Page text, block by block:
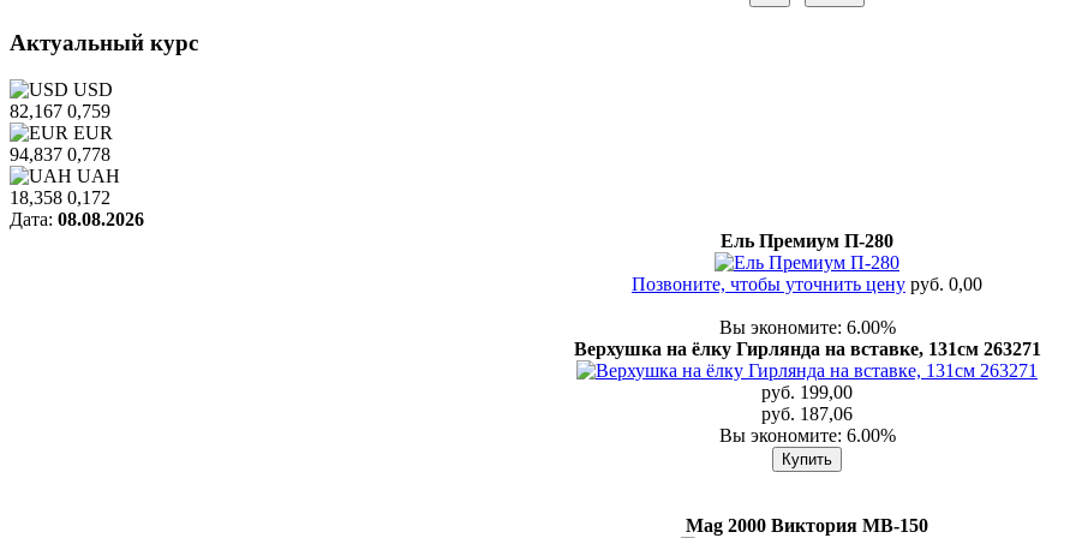
Актуальный курс
USD
82,167 0,759
EUR
94,837 0,778
UAH
18,358 0,172
Дата: 08.08.2026
Ель Премиум П-280
Позвоните, чтобы уточнить цену руб. 0,00
Вы экономите: 6.00%
Верхушка на ёлку Гирлянда на вставке, 131см 263271
руб. 199,00
руб. 187,06
Вы экономите: 6.00%
Mag 2000 Виктория МВ-150